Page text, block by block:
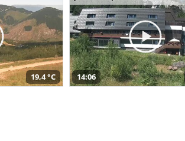
19,4 °C 14:06